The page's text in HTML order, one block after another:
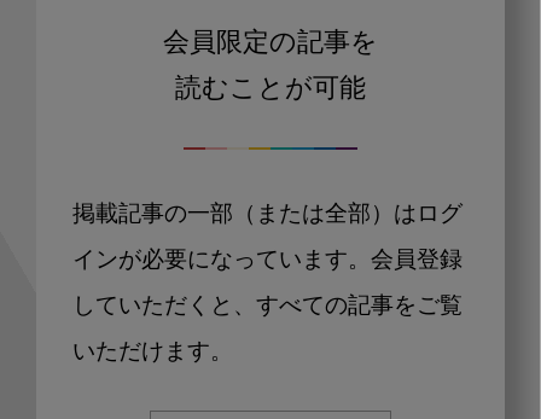
会員限定の記事を
読むことが可能
掲載記事の一部（または全部）はログ
インが必要になっています。会員登録
していただくと、すべての記事をご覧
いただけます。